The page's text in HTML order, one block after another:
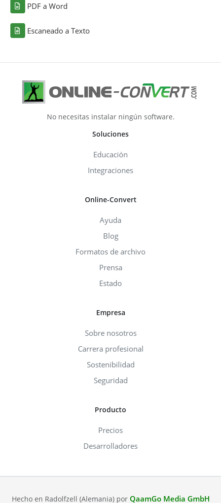
PDF a Word
Escaneado a Texto
No necesitas instalar ningún software.
Soluciones
Educación
Integraciones
Online-Convert
Ayuda
Blog
Formatos de archivo
Prensa
Estado
Empresa
Sobre nosotros
Carrera profesional
Sostenibilidad
Seguridad
Producto
Precios
Desarrolladores
Hecho en Radolfzell (Alemania) por QaamGo Media GmbH